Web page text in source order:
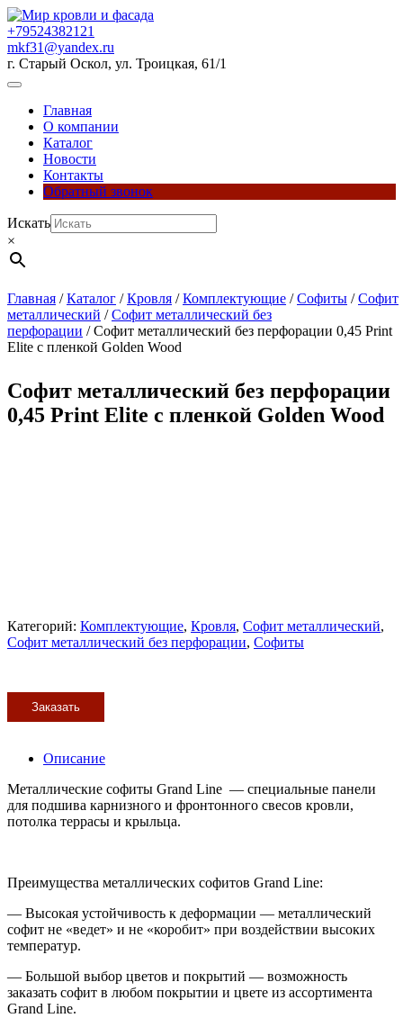
Перейти
к
содержимому
+79524382121
mkf31@yandex.ru
г. Старый Оскол, ул. Троицкая, 61/1
Кнопка
ОткрытьГлавная
О компании
Каталог
Новости
Контакты
Обратный звонок
Кнопка
Закрыть
Искать
×
Главная /Каталог /Кровля /Комплектующие /Софиты /Софит
металлический /Софит металлический без
перфорации / Софит металлический без перфорации 0,45 Print
Elite с пленкой Golden Wood
Софит металлический без перфорации
0,45 Print Elite с пленкой Golden Wood
Категорий: Комплектующие, Кровля, Софит металлический,
Софит металлический без перфорации, Софиты
Заказать
Описание
Металлические софиты Grand Line — специальные панели
для подшива карнизного и фронтонного свесов кровли,
потолка террасы и крыльца.
Преимущества металлических софитов Grand Line:
— Высокая устойчивость к деформации — металлический
софит не «ведет» и не «коробит» при воздействии высоких
температур.
— Большой выбор цветов и покрытий — возможность
заказать софит в любом покрытии и цвете из ассортимента
Grand Line.